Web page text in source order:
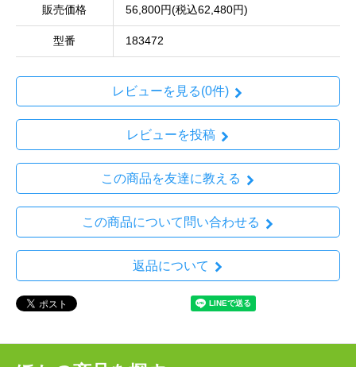
販売価格 56,800円(税込62,480円)
型番 183472
レビューを見る(0件)
レビューを投稿
この商品を友達に教える
この商品について問い合わせる
返品について